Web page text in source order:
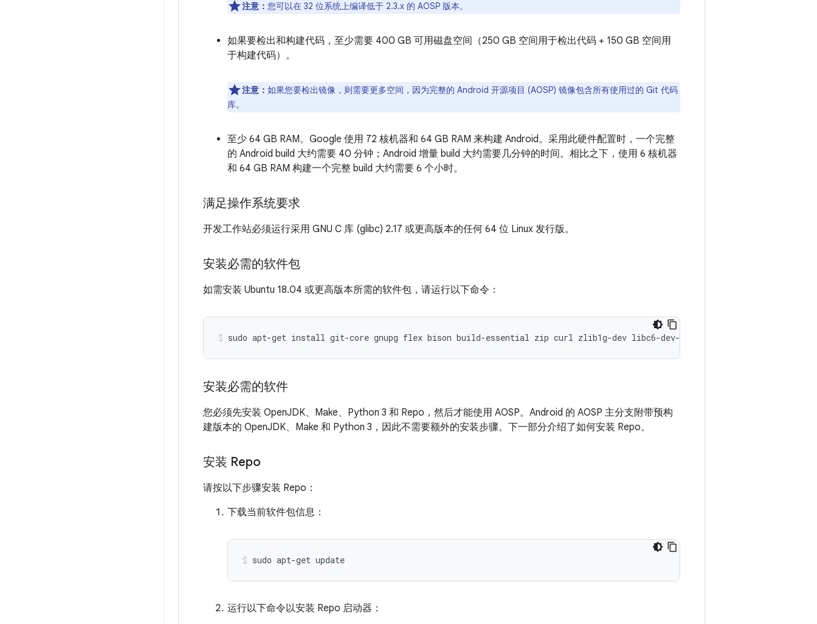
注意： 您可以在 32 位系统上编译低于 2.3.x 的 AOSP 版本。
如果要检出和构建代码，至少需要 400 GB 可用磁盘空间（250 GB 空间用于检出代码 + 150 GB 空间用
于构建代码）。
注意： 如果您要检出镜像，则需要更多空间，因为完整的 Android 开源项目 (AOSP) 镜像包含所有使用过的 Git 代码
库。
至少 64 GB RAM。Google 使用 72 核机器和 64 GB RAM 来构建 Android。采用此硬件配置时，一个完整
的 Android build 大约需要 40 分钟；Android 增量 build 大约需要几分钟的时间。相比之下，使用 6 核机器
和 64 GB RAM 构建一个完整 build 大约需要 6 个小时。
满足操作系统要求
开发工作站必须运行采用 GNU C 库 (glibc) 2.17 或更高版本的任何 64 位 Linux 发行版。
安装必需的软件包
如需安装 Ubuntu 18.04 或更高版本所需的软件包，请运行以下命令：
sudo apt-get install git-core gnupg flex bison build-essential zip curl zlib1g-dev libc6-dev-i386
安装必需的软件
您必须先安装 OpenJDK、Make、Python 3 和 Repo，然后才能使用 AOSP。Android 的 AOSP 主分支附带预构
建版本的 OpenJDK、Make 和 Python 3，因此不需要额外的安装步骤。下一部分介绍了如何安装 Repo。
安装 Repo
请按以下步骤安装 Repo：
下载当前软件包信息：
sudo apt-get update
运行以下命令以安装 Repo 启动器：